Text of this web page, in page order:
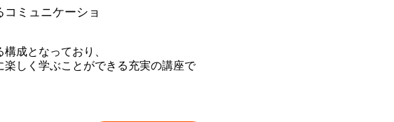
ミュニケーショ
成となっており、
しく学ぶことができる充実の講座で